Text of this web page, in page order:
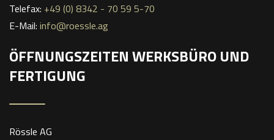
Telefax: +49 (0) 8342 - 70 59 5-70
E-Mail: info@roessle.ag
ÖFFNUNGSZEITEN WERKSBÜRO UND
FERTIGUNG
Rössle AG